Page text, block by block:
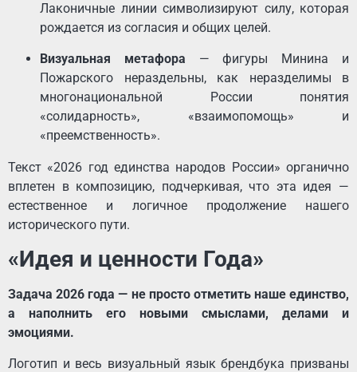
Лаконичные линии символизируют силу, которая
рождается из согласия и общих целей.
Визуальная метафора — фигуры Минина и
Пожарского нераздельны, как неразделимы в
многонациональной России понятия
«солидарность», «взаимопомощь» и
«преемственность».
Текст «2026 год единства народов России» органично
вплетен в композицию, подчеркивая, что эта идея —
естественное и логичное продолжение нашего
исторического пути.
«Идея и ценности Года»
Задача 2026 года — не просто отметить наше единство,
а наполнить его новыми смыслами, делами и
эмоциями.
Логотип и весь визуальный язык брендбука призваны